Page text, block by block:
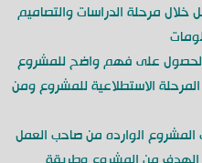
على فهم واضح للمشروع
الاستطلاعية للمشروع ومن
المشروع الوارده من صاحب العمل